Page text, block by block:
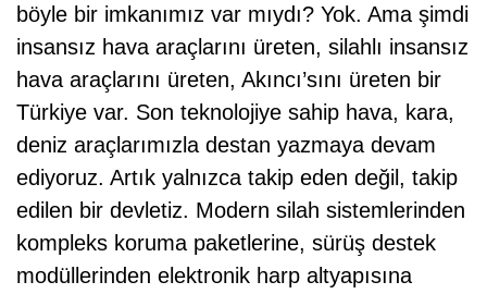
böyle bir imkanımız var mıydı? Yok. Ama şimdi
insansız hava araçlarını üreten, silahlı insansız
hava araçlarını üreten, Akıncı’sını üreten bir
Türkiye var. Son teknolojiye sahip hava, kara,
deniz araçlarımızla destan yazmaya devam
ediyoruz. Artık yalnızca takip eden değil, takip
edilen bir devletiz. Modern silah sistemlerinden
kompleks koruma paketlerine, sürüş destek
modüllerinden elektronik harp altyapısına